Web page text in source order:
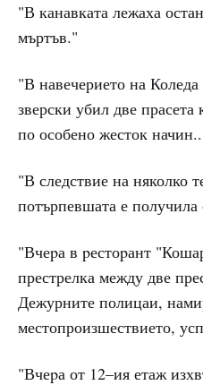
"В канавката лежаха
мъртъв."
"В навечерието на
зверски убил две прасета
по особено жесток
"В следствие на няколко
потърпевшата е получила
"Вчеpа в pестоpант
престрелка между две
Дежурните полицаи,
местопроизшествието,
"Вчеpа от 12–ия етаж